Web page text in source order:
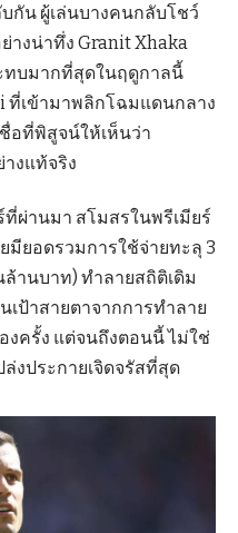
กัน ผู้เล่นบางคนกลับโชว์
งน่าทึ่ง Granit Xhaka
ทบมากที่สุดในฤดูกาลนี้
ที่เข้ามาพลิกโฉมแดนกลาง
อที่พิสูจน์ให้เห็นว่า
งแท้จริง
ผ่านมา สโมสรในพรีเมียร์
มียอดรวมการใช้จ่ายทะลุ 3
านบาท) ทำลายสถิติเดิม
เป้าสายตาจากการทำลาย
ครั้ง แต่จนถึงตอนนี้ ไม่ใช่
งประกายเจิดจรัสที่สุด